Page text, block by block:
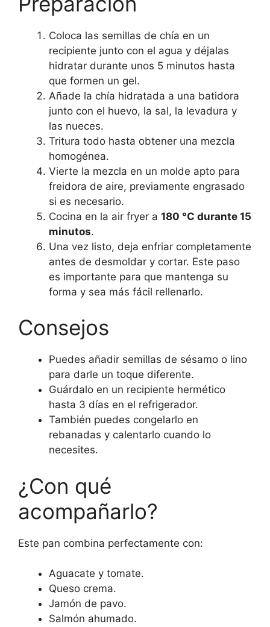
Coloca las semillas de chía en un
recipiente junto con el agua y déjalas
hidratar durante unos 5 minutos hasta
que formen un gel.
Añade la chía hidratada a una batidora
junto con el huevo, la sal, la levadura y
las nueces.
Tritura todo hasta obtener una mezcla
homogénea.
Vierte la mezcla en un molde apto para
freidora de aire, previamente engrasado
si es necesario.
Cocina en la air fryer a 180 °C durante 15
minutos.
Una vez listo, deja enfriar completamente
antes de desmoldar y cortar. Este paso
es importante para que mantenga su
forma y sea más fácil rellenarlo.
Consejos
Puedes añadir semillas de sésamo o lino
para darle un toque diferente.
Guárdalo en un recipiente hermético
hasta 3 días en el refrigerador.
También puedes congelarlo en
rebanadas y calentarlo cuando lo
necesites.
¿Con qué
acompañarlo?
Este pan combina perfectamente con:
Aguacate y tomate.
Queso crema.
Jamón de pavo.
Salmón ahumado.